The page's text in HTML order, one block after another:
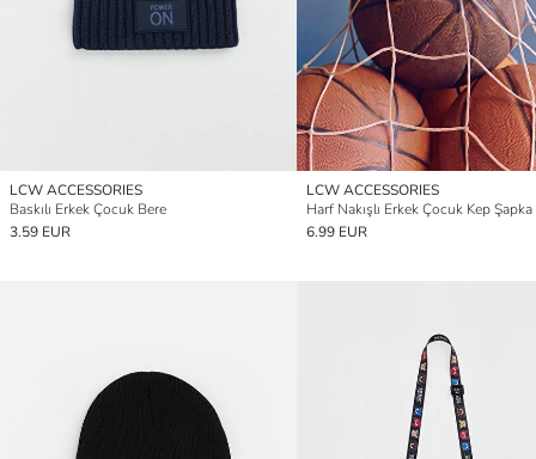
LCW ACCESSORIES
Baskılı Erkek Çocuk Bere
3.59 EUR
LCW ACCESSORIES
Harf Nakışlı Erkek Çocuk Kep Şapka
6.99 EUR